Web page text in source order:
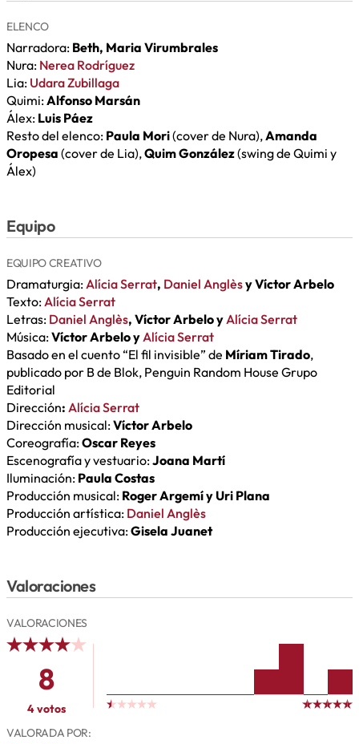
ELENCO
Narradora: Beth, Maria Virumbrales
Nura: Nerea Rodríguez
Lia: Udara Zubillaga
Quimi:Alfonso Marsán
Álex: Luis Páez
Resto del elenco: Paula Mori(cover de Nura),Amanda
Oropesa (cover de Lia),Quim González(swing de Quimi y
Álex)
Equipo
EQUIPO CREATIVO
Dramaturgia: Alícia Serrat, Daniel Anglèsy Víctor Arbelo
Texto: Alícia Serrat
Letras: Daniel Anglès, Víctor Arbelo y Alícia Serrat
Música:Víctor Arbelo y Alícia Serrat
Basado en el cuento “El fil invisible” de Míriam Tirado,
publicado por B de Blok, Penguin Random House Grupo
Editorial
Dirección: Alícia Serrat
Dirección musical:Víctor Arbelo
Coreografía:Oscar Reyes
Escenografía y vestuario:Joana Martí
Iluminación: Paula Costas
Producción musical: Roger Argemí y Uri Plana
Producción artística: Daniel Anglès
Producción ejecutiva:Gisela Juanet
Valoraciones
VALORACIONES
8
4 votos
VALORADA POR: